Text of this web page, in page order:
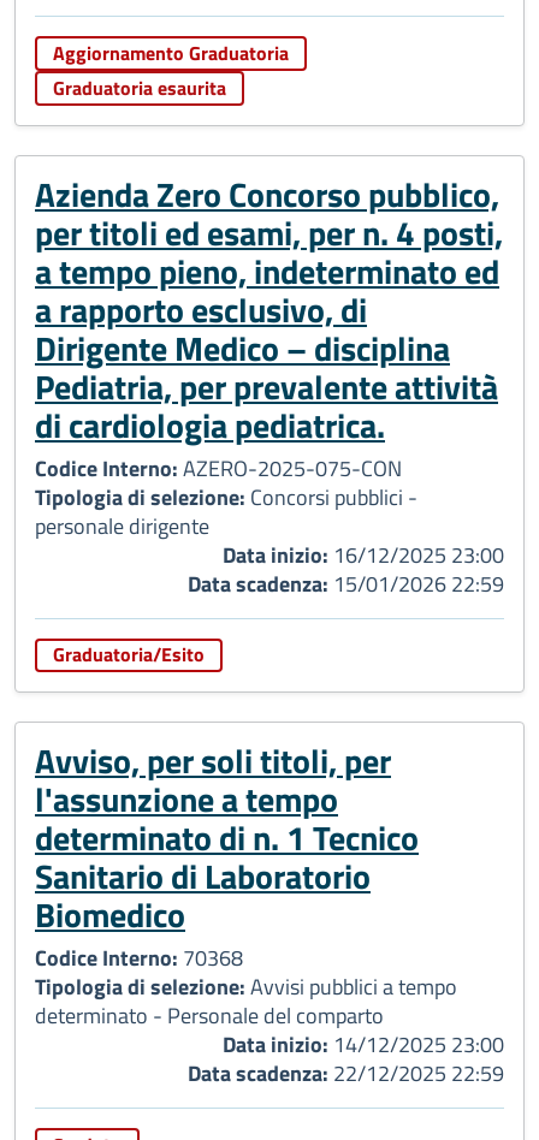
Aggiornamento Graduatoria
Graduatoria esaurita
Azienda Zero Concorso pubblico,
per titoli ed esami, per n. 4 posti,
a tempo pieno, indeterminato ed
a rapporto esclusivo, di
Dirigente Medico – disciplina
Pediatria, per prevalente attività
di cardiologia pediatrica.
Codice Interno:AZERO-2025-075-CON
Tipologia di selezione: Concorsi pubblici -
personale dirigente
Data inizio: 16/12/2025 23:00
Data scadenza: 15/01/2026 22:59
Graduatoria/Esito
Avviso, per soli titoli, per
l'assunzione a tempo
determinato di n. 1 Tecnico
Sanitario di Laboratorio
Biomedico
Codice Interno: 70368
Tipologia di selezione:Avvisi pubblici a tempo
determinato - Personale del comparto
Data inizio: 14/12/2025 23:00
Data scadenza: 22/12/2025 22:59